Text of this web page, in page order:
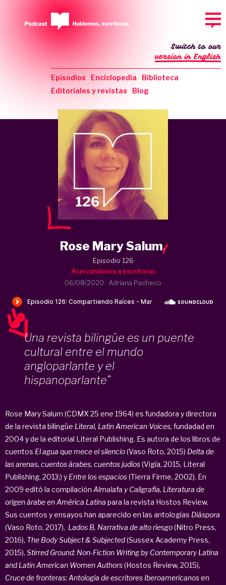
Episodios Enciclopedia
Biblioteca
Editoriales y revistas
Blog
Switch to our
version in English
Rose Mary Salum.
Episodio 126
Acercándonos a escritoras
06/08/2020 · Adriana Pacheco
Una revista bilingüe es un puente
cultural entre el mundo
angloparlante y el
hispanoparlante"
Rose Mary Salum (CDMX 25 ene 1964) es fundadora y directora
de la revista bilingüe Literal, Latin American Voices, fundadad en
2004 y de la editorial Literal Publishing. Es autora de los libros de
cuentos El agua que mece el silencio(Vaso Roto, 2015) Delta de
las arenas, cuentos árabes, cuentos judíos(Vigía, 2015, Literal
Publishing, 2013;) y Entre los espacios(Tierra Firme, 2002). En
2009 editó la compilación Almalafa y Caligrafía, Literatura de
origen árabe en América Latina para la revista Hostos Review.
Sus cuentos y ensayos han aparecido en las antologías Diáspora
(Vaso Roto, 2017), Lados B, Narrativa de alto riesgo(Nitro Press,
2016), The Body Subject & Subjected(Sussex Academy Press,
2015), Stirred Ground: Non-Fiction Writing by Contemporary Latina
and Latin American Women Authors(Hostos Review, 2015),
Cruce de fronteras: Antología de escritores Iberoamericanosen